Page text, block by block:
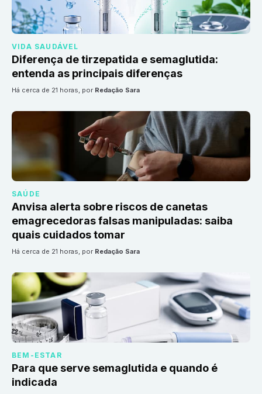
VIDA SAUDÁVEL
Diferença de tirzepatida e semaglutida:
entenda as principais diferenças
há cerca de 21 horas, por Redação Sara
SAÚDE
Anvisa alerta sobre riscos de canetas
emagrecedoras falsas manipuladas: saiba
quais cuidados tomar
há cerca de 21 horas, por Redação Sara
BEM-ESTAR
Para que serve semaglutida e quando é
indicada